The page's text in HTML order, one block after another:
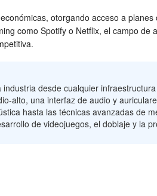
otorgando acceso a
como Spotify o Netflix, el campo
desde cualquier
alto, una interfaz de audio y
hasta las técnicas avanzadas de
de videojuegos, el doblaje y la